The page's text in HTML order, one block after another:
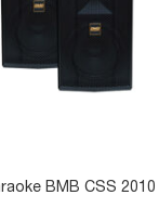
BMB CSS 2010